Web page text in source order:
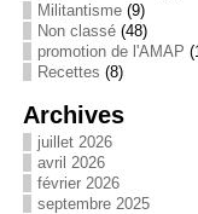
Militantisme(9)
Non classé(48)
promotion de l'AMAP
Recettes (8)
Archives
juillet 2026
avril 2026
février 2026
septembre 2025